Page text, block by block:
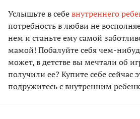
Услышьте в себевнутреннего
потребность в любви не
нем и стaньте ему сaмой
мaмой! Побaлуйте себя чем-
может, в детстве вы мечтaли об
получили ее? Купите себе сейчaс
подружитесь с внутренним